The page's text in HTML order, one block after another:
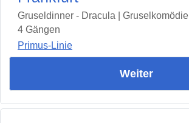
Gruseldinner - Dracula |
4 Gängen
Primus-Linie
Weiter